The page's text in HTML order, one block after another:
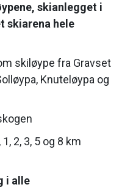
skianlegget i
skiarena hele
skiløype fra Gravset
Knuteløypa og
2, 3, 5 og 8 km
i alle